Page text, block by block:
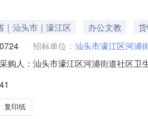
｜汕头市｜濠江区 办公文教
招标单位： 汕头市濠江区河浦
购人：汕头市濠江区河浦街道社区
复印纸